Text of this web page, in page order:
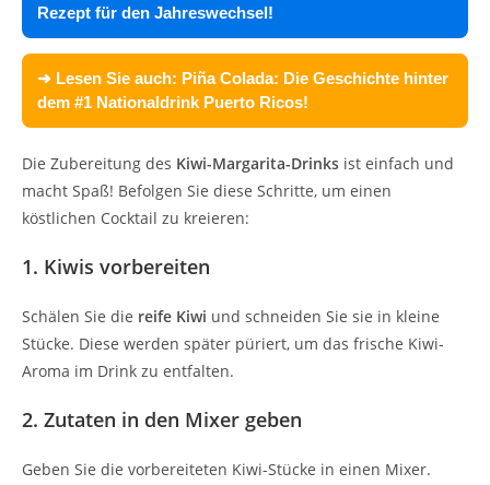
Rezept für den Jahreswechsel!
➜ Lesen Sie auch: Piña Colada: Die Geschichte hinter
dem #1 Nationaldrink Puerto Ricos!
Die Zubereitung des Kiwi-Margarita-Drinks ist einfach und
macht Spaß! Befolgen Sie diese Schritte, um einen
köstlichen Cocktail zu kreieren:
1. Kiwis vorbereiten
Schälen Sie die reife Kiwi und schneiden Sie sie in kleine
Stücke. Diese werden später püriert, um das frische Kiwi-
Aroma im Drink zu entfalten.
2. Zutaten in den Mixer geben
Geben Sie die vorbereiteten Kiwi-Stücke in einen Mixer.